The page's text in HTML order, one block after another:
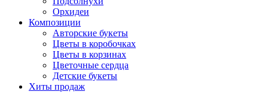
Орхидеи
Композиции
Авторские букеты
Цветы в коробочках
Цветы в корзинах
Цветочные сердца
Детские букеты
Хиты продаж